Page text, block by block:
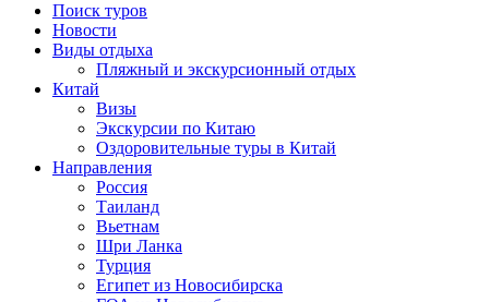
Поиск туров
Новости
Виды отдыха
Пляжный и экскурсионный отдых
Китай
Визы
Экскурсии по Китаю
Оздоровительные туры в Китай
Направления
Россия
Таиланд
Вьетнам
Шри Ланка
Турция
Египет из Новосибирска